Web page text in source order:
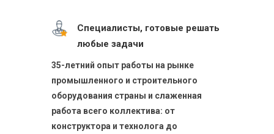
Специалисты, готовые решать
любые задачи
35-летний опыт работы на рынке
промышленного и строительного
оборудования страны и слаженная
работа всего коллектива: от
конструктора и технолога до